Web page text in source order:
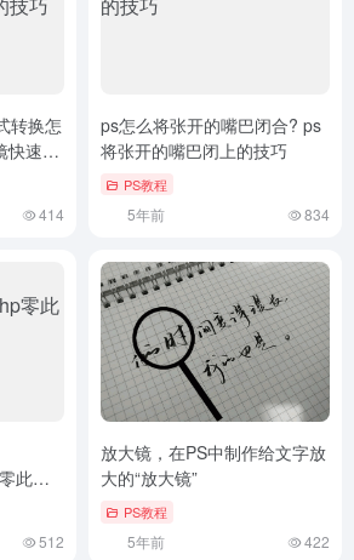
转换怎
快速处
414
ps怎么将张开的嘴巴闭合? ps
将张开的嘴巴闭上的技巧
PS教程
5年前 834
此基
512
放大镜，在PS中制作给文字放
大的“放大镜”
PS教程
5年前 422